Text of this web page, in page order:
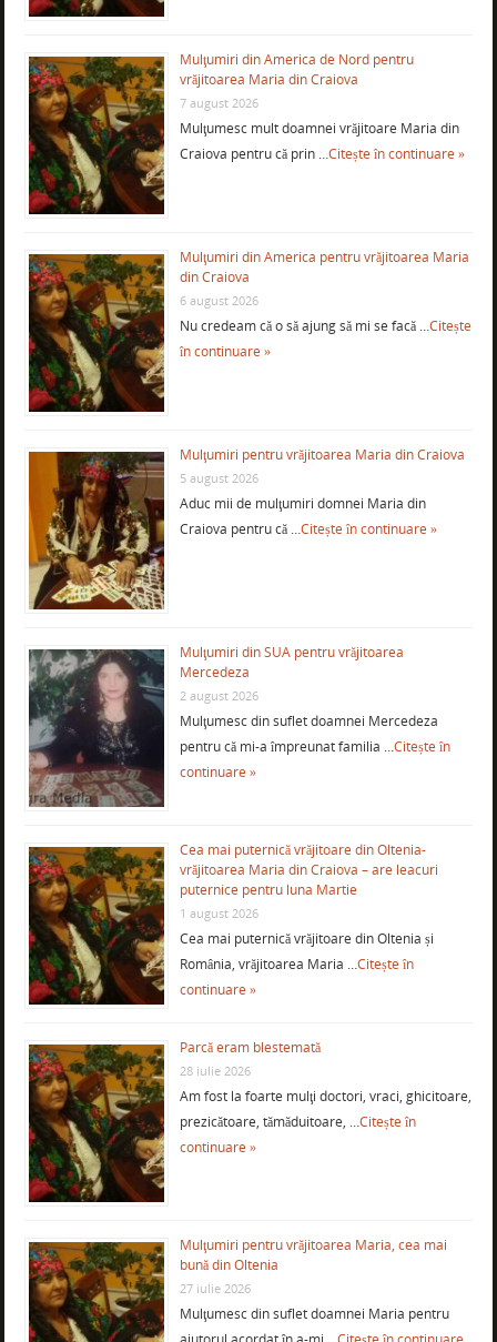
Mulţumiri din America de Nord pentru
vrăjitoarea Maria din Craiova
7 august 2026
Mulţumesc mult doamnei vrăjitoare Maria din
Craiova pentru că prin …Citește în continuare »
Mulţumiri din America pentru vrăjitoarea Maria
din Craiova
6 august 2026
Nu credeam că o să ajung să mi se facă …Citește
în continuare »
Mulţumiri pentru vrăjitoarea Maria din Craiova
5 august 2026
Aduc mii de mulţumiri domnei Maria din
Craiova pentru că …Citește în continuare »
Mulţumiri din SUA pentru vrăjitoarea
Mercedeza
2 august 2026
Mulţumesc din suflet doamnei Mercedeza
pentru că mi-a împreunat familia …Citește în
continuare »
Cea mai puternică vrăjitoare din Oltenia-
vrăjitoarea Maria din Craiova – are leacuri
puternice pentru luna Martie
1 august 2026
Cea mai puternică vrăjitoare din Oltenia și
România, vrăjitoarea Maria …Citește în
continuare »
Parcă eram blestemată
28 iulie 2026
Am fost la foarte mulţi doctori, vraci, ghicitoare,
prezicătoare, tămăduitoare, …Citește în
continuare »
Mulţumiri pentru vrăjitoarea Maria, cea mai
bună din Oltenia
27 iulie 2026
Mulţumesc din suflet doamnei Maria pentru